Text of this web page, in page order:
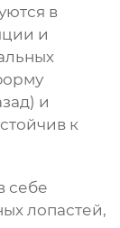
в
и
и
к
себе
лопастей,